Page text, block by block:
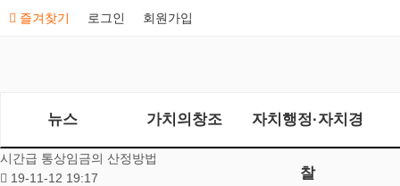
즐겨찾기 로그인 회원가입
뉴스 가치의창조 자치행정·자치경
찰
시간급 통상임금의 산정방법
19-11-12 19:17